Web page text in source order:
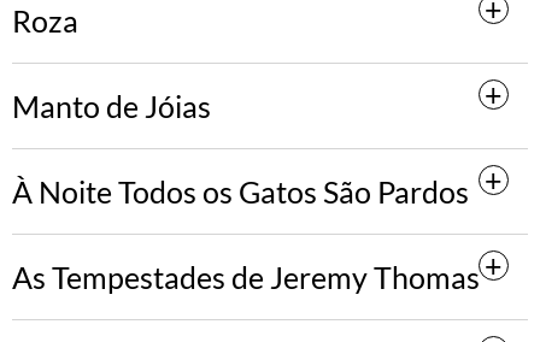
Roza
Manto de Jóias
À Noite Todos os Gatos São Pardos
As Tempestades de Jeremy Thomas